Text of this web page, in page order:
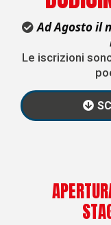
Ad Agosto il
Le iscrizioni